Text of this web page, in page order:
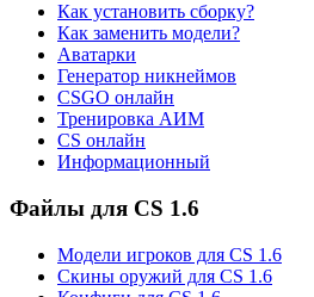
Как установить сборку?
Как заменить модели?
Аватарки
Генератор никнеймов
CSGO онлайн
Тренировка АИМ
CS онлайн
Информационный
Файлы для CS 1.6
Модели игроков для CS 1.6
Скины оружий для CS 1.6